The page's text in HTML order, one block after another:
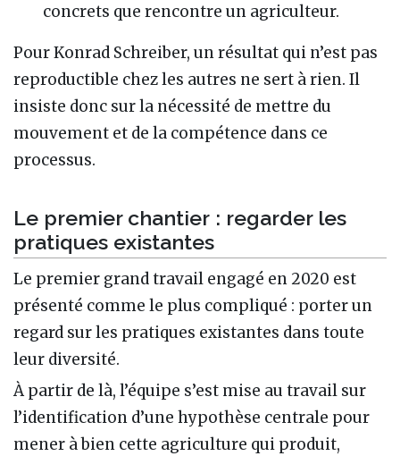
concrets que rencontre un agriculteur.
Pour Konrad Schreiber, un résultat qui n’est pas
reproductible chez les autres ne sert à rien. Il
insiste donc sur la nécessité de mettre du
mouvement et de la compétence dans ce
processus.
Le premier chantier : regarder les
pratiques existantes
Le premier grand travail engagé en 2020 est
présenté comme le plus compliqué : porter un
regard sur les pratiques existantes dans toute
leur diversité.
À partir de là, l’équipe s’est mise au travail sur
l’identification d’une hypothèse centrale pour
mener à bien cette agriculture qui produit,